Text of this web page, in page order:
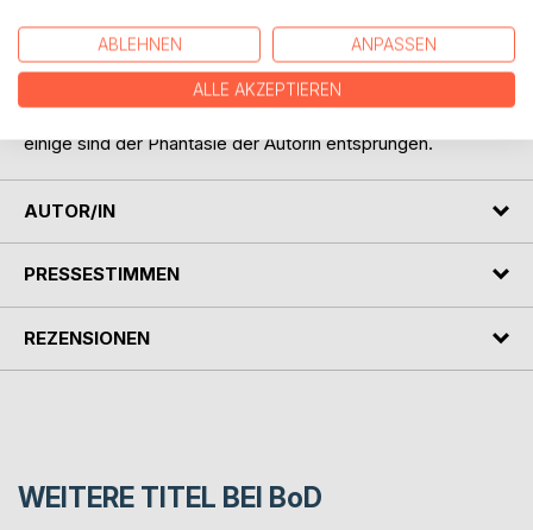
BESCHREIBUNG
In dem Buch Ciao Bello sind neununddreißig
einige sind der Phantasie der Autorin entsprungen.
AUTOR/IN
PRESSESTIMMEN
REZENSIONEN
WEITERE TITEL BEI BoD
ABLEHNEN ANPASSEN
ALLE AKZEPTIEREN